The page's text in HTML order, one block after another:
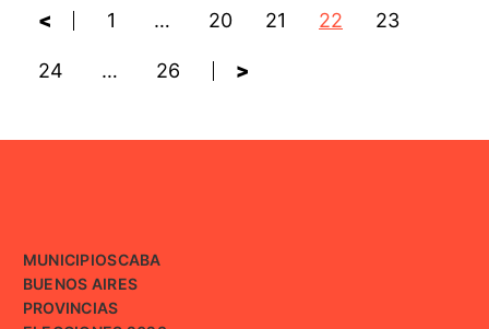
< 1 … 20 21 22 23
24 … 26 >
MUNICIPIOSCABA
BUENOS AIRES
PROVINCIAS